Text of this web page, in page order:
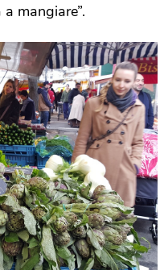
mangiare”.